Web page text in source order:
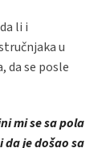
li i
u
da se posle
mi se sa pola
je došao sa